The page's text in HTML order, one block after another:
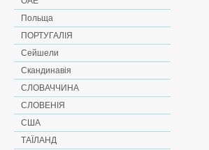
Польща
ПОРТУГАЛІЯ
Сейшели
Скандинавія
СЛОВАЧЧИНА
СЛОВЕНІЯ
США
ТАЇЛАНД